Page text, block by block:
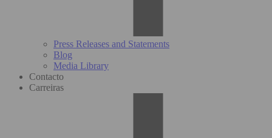
Press Releases and Statements
Blog
Media Library
Contacto
Carreiras